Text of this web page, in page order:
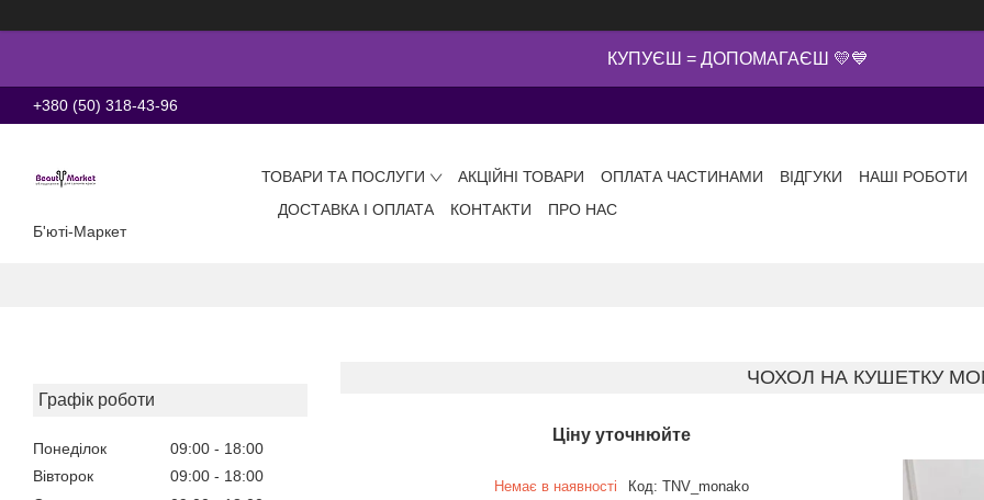
КУПУЄШ = ДОПОМАГАЄШ 💛💙
+380 (50) 318-43-96
Б'юті-Маркет
ТОВАРИ ТА ПОСЛУГИ АКЦІЙНІ ТОВАРИ ОПЛАТА ЧАСТИНАМИ ВІДГУКИ
НАШІ РОБОТИ
ДОСТАВКА І ОПЛАТА
КОНТАКТИ ПРО НАС
Графік роботи
Понеділок 09:00
18:00
Вівторок
09:00
18:00
ЧОХОЛ НА КУШЕТКУ
Ціну уточнюйте
Немає в наявності Код: TNV_monako